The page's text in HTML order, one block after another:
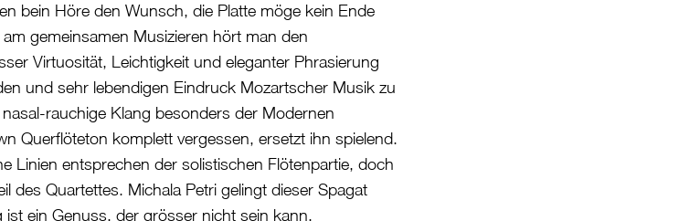
bein Höre den Wunsch, die Platte möge kein Ende
gemeinsamen Musizieren hört man den
Virtuosität, Leichtigkeit und eleganter Phrasierung
und sehr lebendigen Eindruck Mozartscher Musik zu
rauchige Klang besonders der Modernen
Querflöteton komplett vergessen, ersetzt ihn spielend.
Linien entsprechen der solistischen Flötenpartie, doch
des Quartettes. Michala Petri gelingt dieser Spagat
ist ein Genuss, der grösser nicht sein kann.